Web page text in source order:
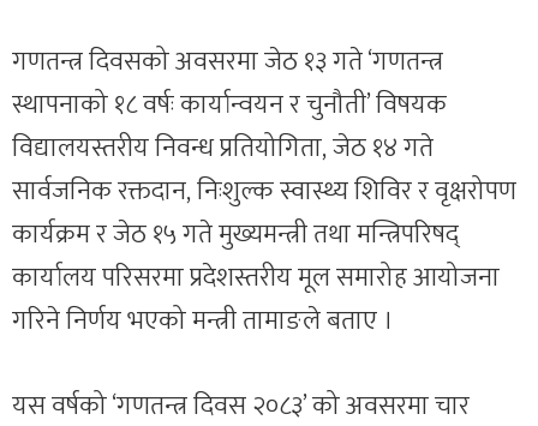
गणतन्त्र दिवसको अवसरमा जेठ १३ गते ‘गणतन्त्र
स्थापनाको १८ वर्षः कार्यान्वयन र चुनौती’ विषयक
विद्यालयस्तरीय निवन्ध प्रतियोगिता, जेठ १४ गते
सार्वजनिक रक्तदान, निःशुल्क स्वास्थ्य शिविर र वृक्षरोपण
कार्यक्रम र जेठ १५ गते मुख्यमन्त्री तथा मन्त्रिपरिषद्
कार्यालय परिसरमा प्रदेशस्तरीय मूल समारोह आयोजना
गरिने निर्णय भएको मन्त्री तामाङले बताए ।
यस वर्षको ‘गणतन्त्र दिवस २०८३’ को अवसरमा चार